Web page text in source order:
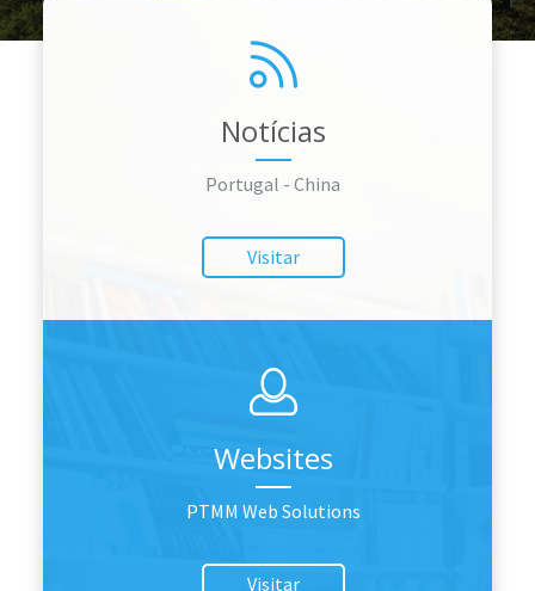
Notícias
Portugal - China
Visitar
Websites
PTMM Web Solutions
Visitar